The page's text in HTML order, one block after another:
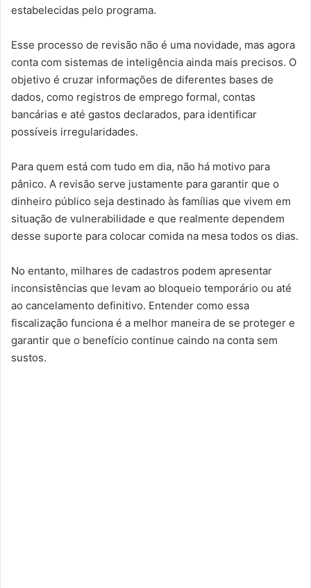
estabelecidas pelo programa.
Esse processo de revisão não é uma novidade, mas agora
conta com sistemas de inteligência ainda mais precisos. O
objetivo é cruzar informações de diferentes bases de
dados, como registros de emprego formal, contas
bancárias e até gastos declarados, para identificar
possíveis irregularidades.
Para quem está com tudo em dia, não há motivo para
pânico. A revisão serve justamente para garantir que o
dinheiro público seja destinado às famílias que vivem em
situação de vulnerabilidade e que realmente dependem
desse suporte para colocar comida na mesa todos os dias.
No entanto, milhares de cadastros podem apresentar
inconsistências que levam ao bloqueio temporário ou até
ao cancelamento definitivo. Entender como essa
fiscalização funciona é a melhor maneira de se proteger e
garantir que o benefício continue caindo na conta sem
sustos.